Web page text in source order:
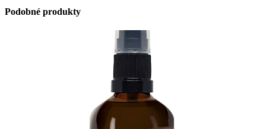
Podobné produkty